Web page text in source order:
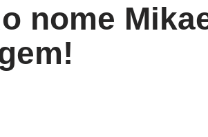
nome